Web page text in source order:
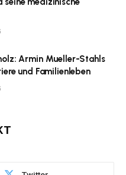
Armin Mueller-Stahls
und Familienleben